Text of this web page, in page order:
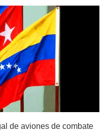
de aviones de combate